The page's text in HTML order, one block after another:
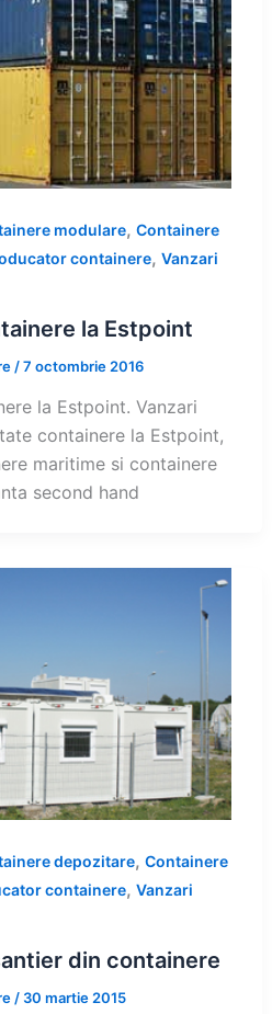
modulare, Containere
containere, Vanzari
la Estpoint
/7 octombrie 2016
la Estpoint. Vanzari
containere la Estpoint,
maritime si containere
second hand
depozitare, Containere
containere, Vanzari
din containere
/ 30 martie 2015